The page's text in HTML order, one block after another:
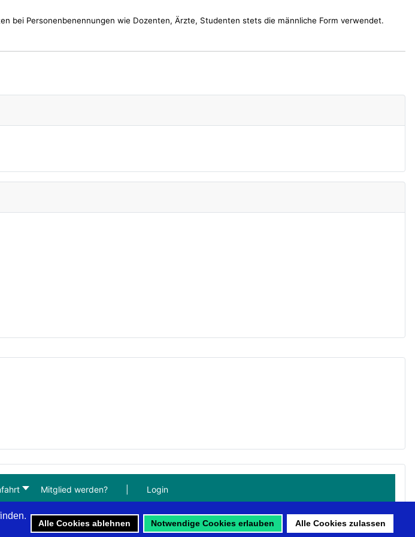
Alle Cookies ablehnen Notwendige Cookies erlauben Alle Cookies zulassen
bei Personenbenennungen wie Dozenten, Ärzte, Studenten stets die männliche Form verwendet.
Mitglied werden? Login
Berlin und Brandenburg e.V.